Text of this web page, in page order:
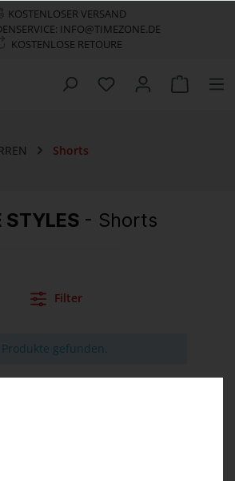
KOSTENLOSER VERSAND
INFO@TIMEZONE.DE
KOSTENLOSE RETOURE
Shorts
STYLES - Shorts
Filter
Produkte gefunden.